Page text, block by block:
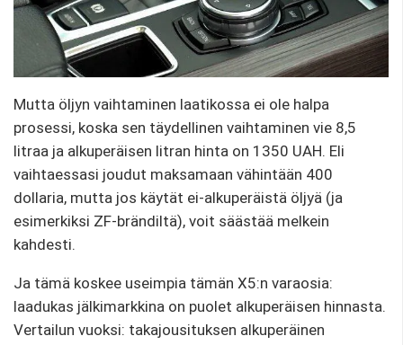
Mutta öljyn vaihtaminen laatikossa ei ole halpa
prosessi, koska sen täydellinen vaihtaminen vie 8,5
litraa ja alkuperäisen litran hinta on 1350 UAH. Eli
vaihtaessasi joudut maksamaan vähintään 400
dollaria, mutta jos käytät ei-alkuperäistä öljyä (ja
esimerkiksi ZF-brändiltä), voit säästää melkein
kahdesti.
Ja tämä koskee useimpia tämän X5:n varaosia:
laadukas jälkimarkkina on puolet alkuperäisen hinnasta.
Vertailun vuoksi: takajousituksen alkuperäinen